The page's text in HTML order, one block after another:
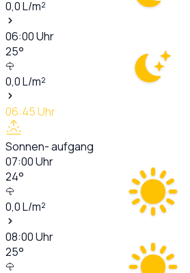
0,0L/m²
06:00Uhr
25°
0,0L/m²
06:45Uhr
Sonnen- aufgang
07:00Uhr
24°
0,0L/m²
08:00Uhr
25°